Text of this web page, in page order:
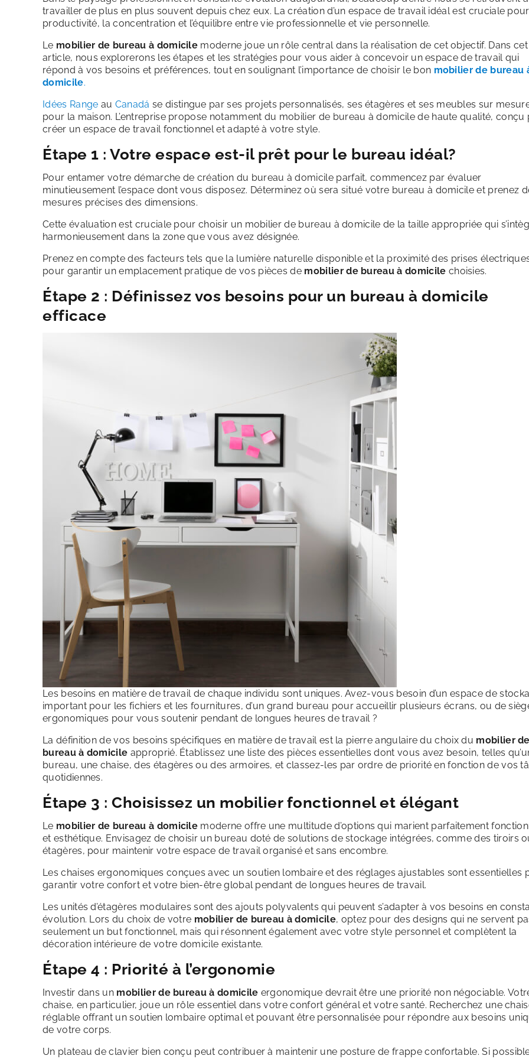
travailler de plus en plus souvent depuis chez eux. La création d’un espace de travail idéal est cruciale
productivité, la concentration et l’équilibre entre vie professionnelle et vie personnelle.
Le mobilier de bureau à domicile moderne joue un rôle central dans la réalisation de cet objectif. Dans cet
article, nous explorerons les étapes et les stratégies pour vous aider à concevoir un espace de travail qui
répond à vos besoins et préférences, tout en soulignant l’importance de choisir le bon mobilier de bureau
domicile.
Idées Range au Canadá se distingue par ses projets personnalisés, ses étagères et ses meubles sur
pour la maison. L’entreprise propose notamment du mobilier de bureau à domicile de haute qualité, conçu
créer un espace de travail fonctionnel et adapté à votre style.
Étape 1 : Votre espace est-il prêt pour le bureau idéal?
Pour entamer votre démarche de création du bureau à domicile parfait, commencez par évaluer
minutieusement l’espace dont vous disposez. Déterminez où sera situé votre bureau à domicile et prenez
mesures précises des dimensions.
Cette évaluation est cruciale pour choisir un mobilier de bureau à domicile de la taille appropriée qui
harmonieusement dans la zone que vous avez désignée.
Prenez en compte des facteurs tels que la lumière naturelle disponible et la proximité des prises
pour garantir un emplacement pratique de vos pièces de mobilier de bureau à domicile choisies.
Étape 2 : Définissez vos besoins pour un bureau à domicile
efficace
Les besoins en matière de travail de chaque individu sont uniques. Avez-vous besoin d’un espace de
important pour les fichiers et les fournitures, d’un grand bureau pour accueillir plusieurs écrans, ou de
ergonomiques pour vous soutenir pendant de longues heures de travail ?
La définition de vos besoins spécifiques en matière de travail est la pierre angulaire du choix du mobilier de
bureau à domicile approprié. Établissez une liste des pièces essentielles dont vous avez besoin, telles
bureau, une chaise, des étagères ou des armoires, et classez-les par ordre de priorité en fonction de vos
quotidiennes.
Étape 3 : Choisissez un mobilier fonctionnel et élégant
Le mobilier de bureau à domicile moderne offre une multitude d’options qui marient parfaitement
et esthétique. Envisagez de choisir un bureau doté de solutions de stockage intégrées, comme des tiroirs
étagères, pour maintenir votre espace de travail organisé et sans encombre.
Les chaises ergonomiques conçues avec un soutien lombaire et des réglages ajustables sont essentielles
garantir votre confort et votre bien-être global pendant de longues heures de travail.
Les unités d’étagères modulaires sont des ajouts polyvalents qui peuvent s’adapter à vos besoins en
évolution. Lors du choix de votre mobilier de bureau à domicile, optez pour des designs qui ne servent
seulement un but fonctionnel, mais qui résonnent également avec votre style personnel et complètent la
décoration intérieure de votre domicile existante.
Étape 4 : Priorité à l’ergonomie
Investir dans un mobilier de bureau à domicile ergonomique devrait être une priorité non négociable.
chaise, en particulier, joue un rôle essentiel dans votre confort général et votre santé. Recherchez une
réglable offrant un soutien lombaire optimal et pouvant être personnalisée pour répondre aux besoins
de votre corps.
Un plateau de clavier bien conçu peut contribuer à maintenir une posture de frappe confortable. Si